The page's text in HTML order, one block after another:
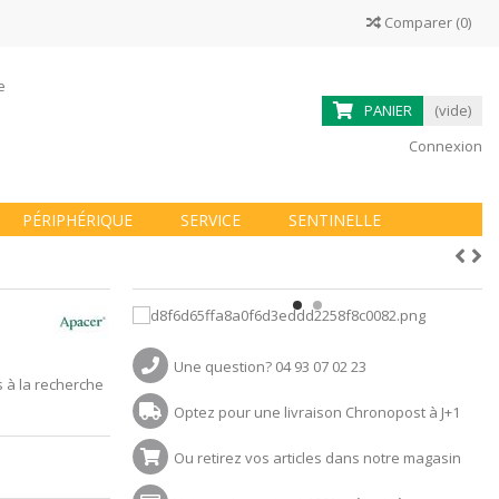
Comparer (0)
PANIER
(vide)
Connexion
PÉRIPHÉRIQUE SERVICE SENTINELLE
à la recherche
Une question? 04 93 07 02 23
Optez pour une livraison Chronopost à J+1
Ou retirez vos articles dans notre magasin